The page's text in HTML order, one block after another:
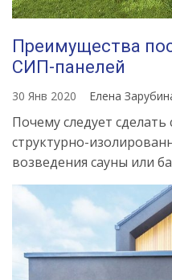
Преимущества
СИП-панелей
30 Янв 2020 Елена
Почему следует
структурно-
возведения сауны или